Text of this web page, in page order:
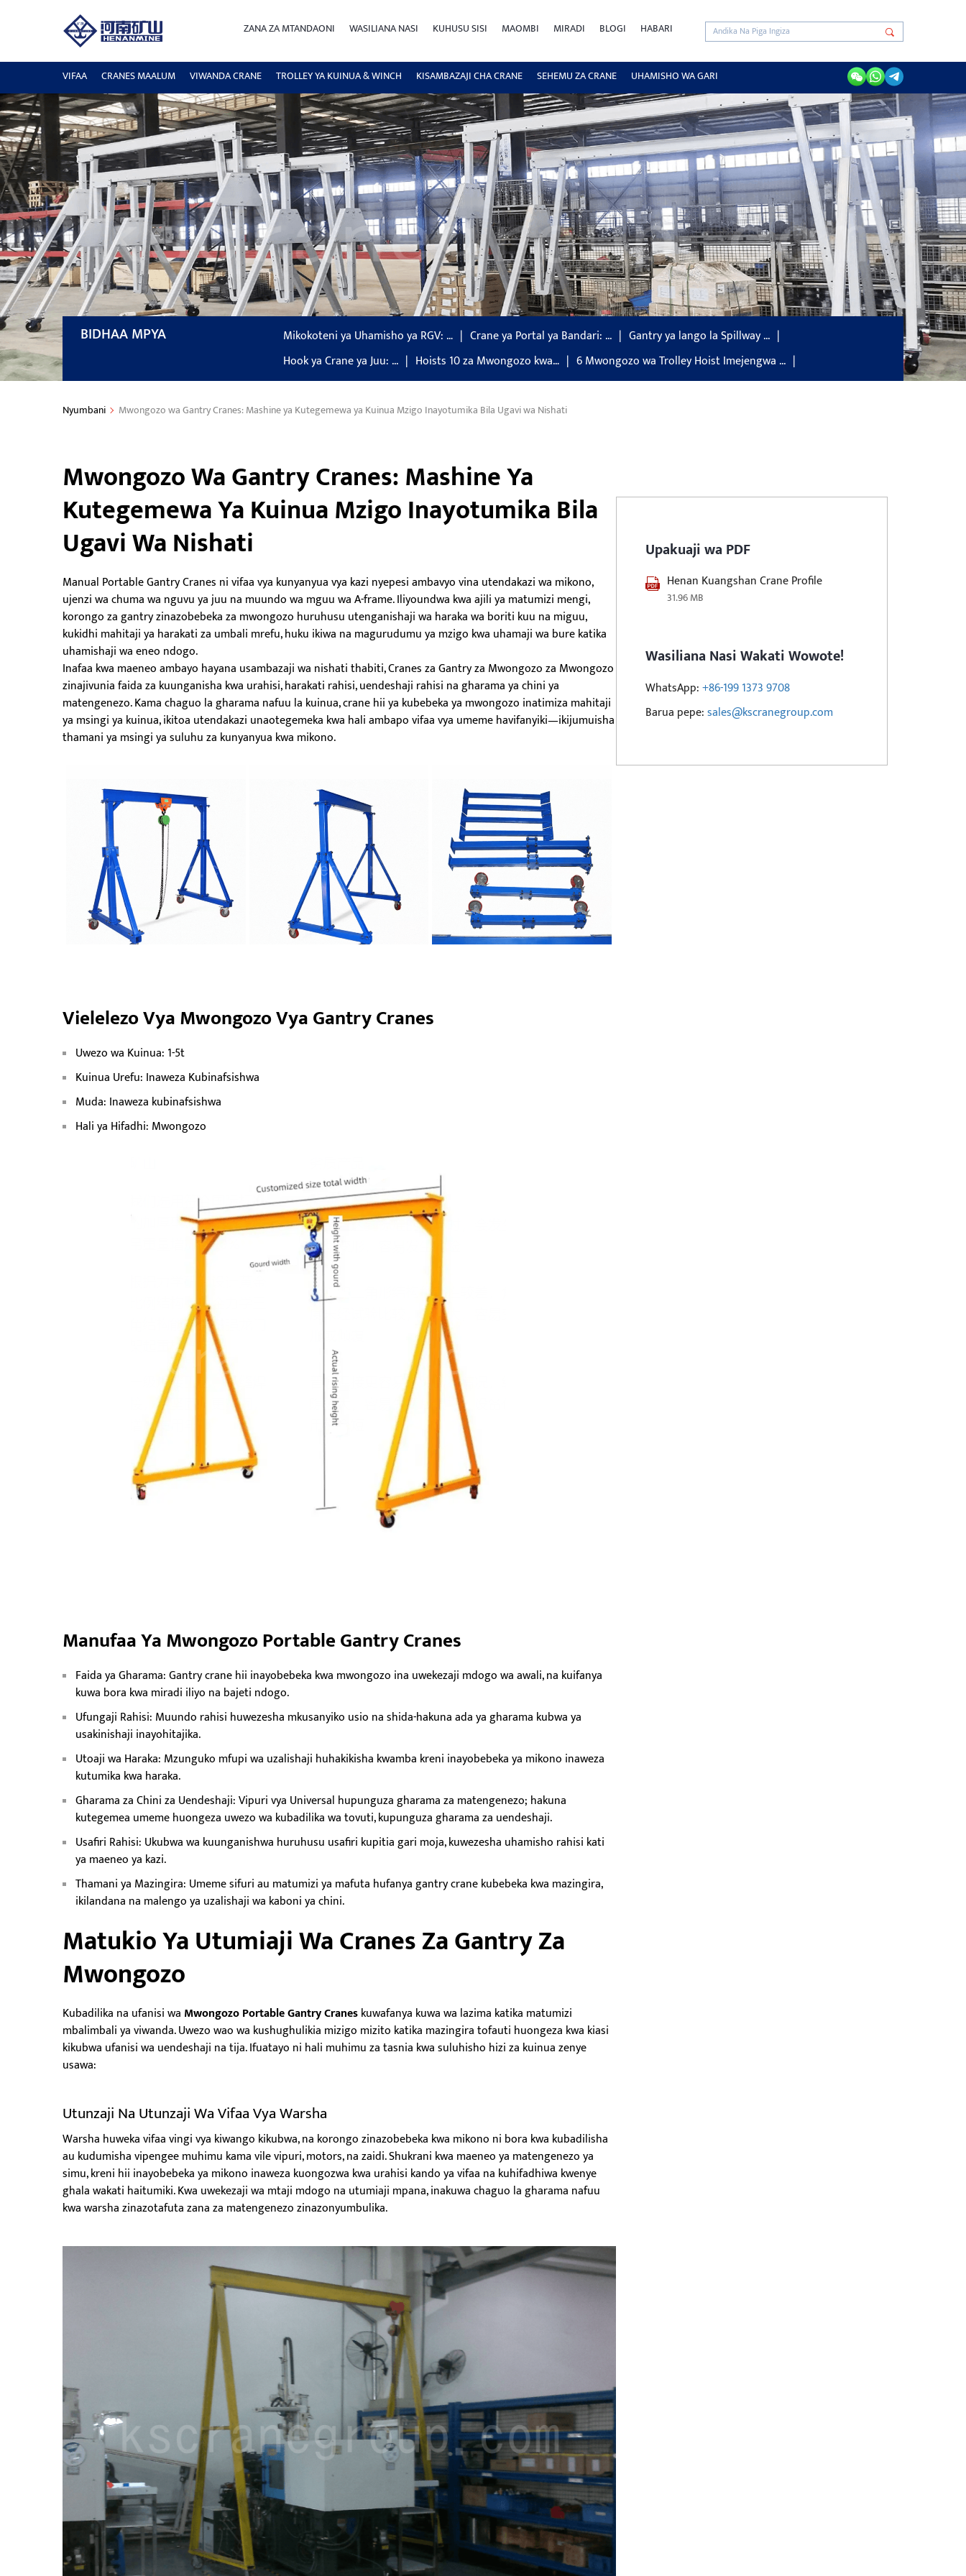
ZANA ZA MTANDAONI WASILIANA NASI KUHUSU SISI MAOMBI MIRADI BLOGI HABARI
VIFAA CRANES MAALUM VIWANDA CRANE TROLLEY YA KUINUA & WINCH KISAMBAZAJI CHA CRANE SEHEMU ZA CRANE UHAMISHO WA GARI
BIDHAA MPYA Mikokoteni ya Uhamisho ya RGV: … Crane ya Portal ya Bandari: ...
Gantry ya lango la Spillway ...
Hook ya Crane ya Juu: ...
Hoists 10 za Mwongozo kwa… 6 Mwongozo wa Trolley Hoist Imejengwa ...
Nyumbani Mwongozo wa Gantry Cranes: Mashine ya Kutegemewa ya Kuinua Mzigo Inayotumika Bila Ugavi wa Nishati
Mwongozo Wa Gantry Cranes: Mashine Ya
Kutegemewa Ya Kuinua Mzigo Inayotumika Bila
Ugavi Wa Nishati
Manual Portable Gantry Cranes ni vifaa vya kunyanyua vya kazi nyepesi ambavyo vina utendakazi wa mikono,
ujenzi wa chuma wa nguvu ya juu na muundo wa mguu wa A-frame. Iliyoundwa kwa ajili ya matumizi mengi,
korongo za gantry zinazobebeka za mwongozo huruhusu utenganishaji wa haraka wa boriti kuu na miguu,
kukidhi mahitaji ya harakati za umbali mrefu, huku ikiwa na magurudumu ya mzigo kwa uhamaji wa bure katika
uhamishaji wa eneo ndogo.
Inafaa kwa maeneo ambayo hayana usambazaji wa nishati thabiti, Cranes za Gantry za Mwongozo za Mwongozo
zinajivunia faida za kuunganisha kwa urahisi, harakati rahisi, uendeshaji rahisi na gharama ya chini ya
matengenezo. Kama chaguo la gharama nafuu la kuinua, crane hii ya kubebeka ya mwongozo inatimiza mahitaji
ya msingi ya kuinua, ikitoa utendakazi unaotegemeka kwa hali ambapo vifaa vya umeme havifanyiki—ikijumuisha
thamani ya msingi ya suluhu za kunyanyua kwa mikono.
Vielelezo Vya Mwongozo Vya Gantry Cranes
Uwezo wa Kuinua: 1-5t
Kuinua Urefu: Inaweza Kubinafsishwa
Muda: Inaweza kubinafsishwa
Hali ya Hifadhi: Mwongozo
Manufaa Ya Mwongozo Portable Gantry Cranes
Faida ya Gharama: Gantry crane hii inayobebeka kwa mwongozo ina uwekezaji mdogo wa awali, na kuifanya
kuwa bora kwa miradi iliyo na bajeti ndogo.
Ufungaji Rahisi: Muundo rahisi huwezesha mkusanyiko usio na shida-hakuna ada ya gharama kubwa ya
usakinishaji inayohitajika.
Utoaji wa Haraka: Mzunguko mfupi wa uzalishaji huhakikisha kwamba kreni inayobebeka ya mikono inaweza
kutumika kwa haraka.
Gharama za Chini za Uendeshaji: Vipuri vya Universal hupunguza gharama za matengenezo; hakuna
kutegemea umeme huongeza uwezo wa kubadilika wa tovuti, kupunguza gharama za uendeshaji.
Usafiri Rahisi: Ukubwa wa kuunganishwa huruhusu usafiri kupitia gari moja, kuwezesha uhamisho rahisi kati
ya maeneo ya kazi.
Thamani ya Mazingira: Umeme sifuri au matumizi ya mafuta hufanya gantry crane kubebeka kwa mazingira,
ikilandana na malengo ya uzalishaji wa kaboni ya chini.
Matukio Ya Utumiaji Wa Cranes Za Gantry Za
Mwongozo
Kubadilika na ufanisi wa Mwongozo Portable Gantry Craneskuwafanya kuwa wa lazima katika matumizi
mbalimbali ya viwanda. Uwezo wao wa kushughulikia mizigo mizito katika mazingira tofauti huongeza kwa kiasi
kikubwa ufanisi wa uendeshaji na tija. Ifuatayo ni hali muhimu za tasnia kwa suluhisho hizi za kuinua zenye
usawa:
Utunzaji Na Utunzaji Wa Vifaa Vya Warsha
Warsha huweka vifaa vingi vya kiwango kikubwa, na korongo zinazobebeka kwa mikono ni bora kwa kubadilisha
au kudumisha vipengee muhimu kama vile vipuri, motors, na zaidi. Shukrani kwa maeneo ya matengenezo ya
simu, kreni hii inayobebeka ya mikono inaweza kuongozwa kwa urahisi kando ya vifaa na kuhifadhiwa kwenye
ghala wakati haitumiki. Kwa uwekezaji wa mtaji mdogo na utumiaji mpana, inakuwa chaguo la gharama nafuu
kwa warsha zinazotafuta zana za matengenezo zinazonyumbulika.
Upakuaji wa PDF
Henan Kuangshan Crane Profile
31.96 MB
Wasiliana Nasi Wakati Wowote!
WhatsApp:+86-199 1373 9708
Barua pepe:sales@kscranegroup.com